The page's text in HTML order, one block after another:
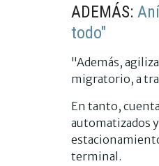
ADEMÁS:
todo"
"Además,
migratorio, a
En tanto,
automatizados
terminal.